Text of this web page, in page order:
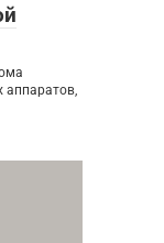
аппаратов,